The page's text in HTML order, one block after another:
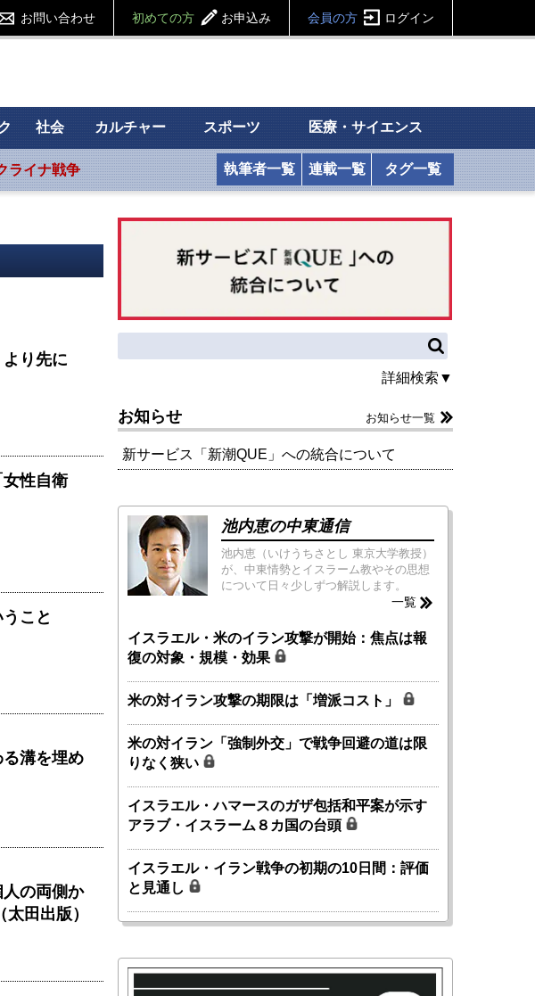
お問い合わせ 初めての方 お申込み 会員の方 ログイン
社会 カルチャー スポーツ 医療・サイエンス
ライナ戦争 執筆者一覧 連載一覧 タグ一覧
り先に
性自衛
こと
る溝を埋め
の両側か
田出版）
詳細検索▼
お知らせ お知らせ一覧
新サービス「新潮QUE」への統合について
池内恵の中東通信
池内恵（いけうちさとし 東京大学教授）
が、中東情勢とイスラーム教やその思想
について日々少しずつ解説します。
一覧
イスラエル・米のイラン攻撃が開始：焦点は報
復の対象・規模・効果
米の対イラン攻撃の期限は「増派コスト」
米の対イラン「強制外交」で戦争回避の道は限
りなく狭い
イスラエル・ハマースのガザ包括和平案が示す
アラブ・イスラーム８カ国の台頭
イスラエル・イラン戦争の初期の10日間：評価
と見通し